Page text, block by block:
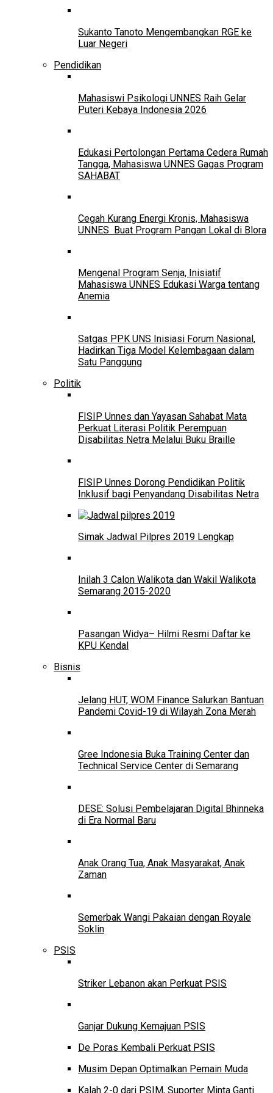
Sukanto Tanoto Mengembangkan RGE ke
Luar Negeri
Pendidikan
Mahasiswi Psikologi UNNES Raih Gelar
Puteri Kebaya Indonesia 2026
Edukasi Pertolongan Pertama Cedera Rumah
Tangga, Mahasiswa UNNES Gagas Program
SAHABAT
Cegah Kurang Energi Kronis, Mahasiswa
UNNES Buat Program Pangan Lokal di Blora
Mengenal Program Senja, Inisiatif
Mahasiswa UNNES Edukasi Warga tentang
Anemia
Satgas PPK UNS Inisiasi Forum Nasional,
Hadirkan Tiga Model Kelembagaan dalam
Satu Panggung
Politik
FISIP Unnes dan Yayasan Sahabat Mata
Perkuat Literasi Politik Perempuan
Disabilitas Netra Melalui Buku Braille
FISIP Unnes Dorong Pendidikan Politik
Inklusif bagi Penyandang Disabilitas Netra
Simak Jadwal Pilpres 2019 Lengkap
Inilah 3 Calon Walikota dan Wakil Walikota
Semarang 2015-2020
Pasangan Widya– Hilmi Resmi Daftar ke
KPU Kendal
Bisnis
Jelang HUT, WOM Finance Salurkan Bantuan
Pandemi Covid-19 di Wilayah Zona Merah
Gree Indonesia Buka Training Center dan
Technical Service Center di Semarang
DESE: Solusi Pembelajaran Digital Bhinneka
di Era Normal Baru
Anak Orang Tua, Anak Masyarakat, Anak
Zaman
Semerbak Wangi Pakaian dengan Royale
Soklin
PSIS
Striker Lebanon akan Perkuat PSIS
Ganjar Dukung Kemajuan PSIS
De Poras Kembali Perkuat PSIS
Musim Depan Optimalkan Pemain Muda
Kalah 2-0 dari PSIM, Suporter Minta Ganti